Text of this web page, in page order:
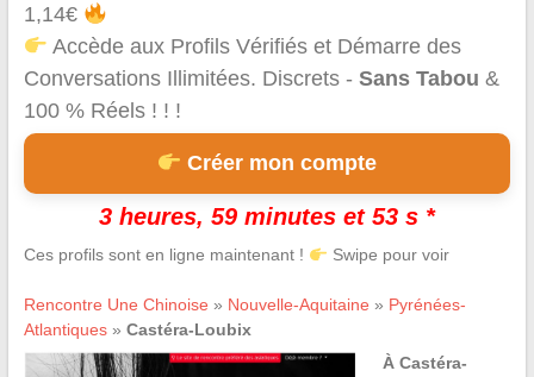
1,14€
Accède aux Profils Vérifiés et Démarre des
Conversations Illimitées. Discrets - Sans Tabou &
100 % Réels ! ! !
Créer mon compte
3 heures, 59 minutes et 53 s *
Ces profils sont en ligne maintenant ! Swipe pour voir
Rencontre Une Chinoise » Nouvelle-Aquitaine » Pyrénées-
Atlantiques» Castéra-Loubix
À Castéra-